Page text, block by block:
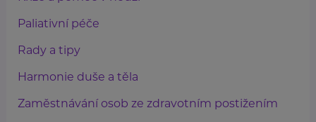
Paliativní péče
Rady a tipy
Harmonie duše a těla
Zaměstnávání osob ze zdravotním postižením